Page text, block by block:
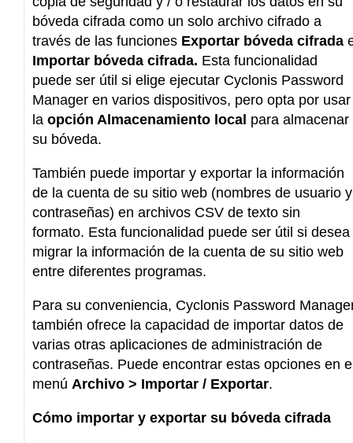
bóveda cifrada como un solo archivo cifrado a
través de las funciones Exportar bóveda cifrada
Importar bóveda cifrada. Esta funcionalidad
puede ser útil si elige ejecutar Cyclonis Password
Manager en varios dispositivos, pero opta por usar
la opción Almacenamiento local para almacenar
su bóveda.
También puede importar y exportar la información
de la cuenta de su sitio web (nombres de usuario y
contraseñas) en archivos CSV de texto sin
formato. Esta funcionalidad puede ser útil si desea
migrar la información de la cuenta de su sitio web
entre diferentes programas.
Para su conveniencia, Cyclonis Password
también ofrece la capacidad de importar datos de
varias otras aplicaciones de administración de
contraseñas. Puede encontrar estas opciones en
menú Archivo > Importar / Exportar.
Cómo importar y exportar su bóveda cifrada